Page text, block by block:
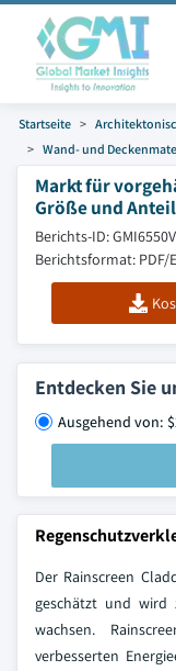
Startseite
Wand- und
Markt für
Größe und
Berichts-ID: GMI6550
Berichtsformat:
Entdecken Sie
Ausgehend von:
Der Rainscreen
geschätzt und wird
wachsen.
verbesserten